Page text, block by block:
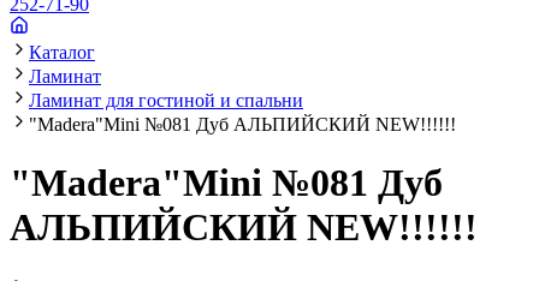
252-71-90
Каталог
Ламинат
Ламинат для гостиной и спальни
"Madera"Mini №081 Дуб АЛЬПИЙСКИЙ NEW!!!!!!
"Madera"Mini №081 Дуб
АЛЬПИЙСКИЙ NEW!!!!!!